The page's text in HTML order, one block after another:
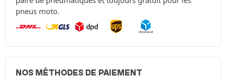
pneus moto.
NOS MÉTHODES DE PAIEMENT